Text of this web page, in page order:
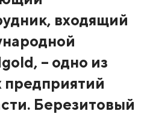
входящий
– одно из
предприятий
Березитовый